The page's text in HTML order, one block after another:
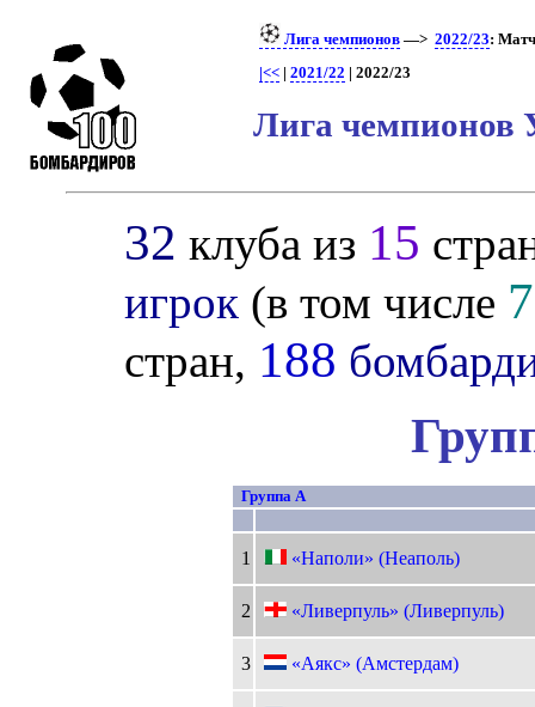
Лига чемпионов—> 2022/23:
|<<| 2021/22 | 2022/23
Лига чемпионов
32 клуба из 15
игрок (в том числе
стран, 188
Группа A
1 «Наполи» (Неаполь)
2 «Ливерпуль» (Ливерпуль)
3 «Аякс» (Амстердам)